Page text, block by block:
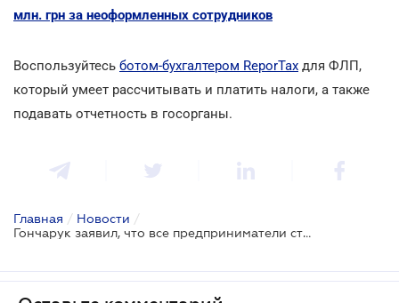
млн. грн за неоформленных сотрудников
Воспользуйтесь ботом-бухгалтером ReporTax для ФЛП,
который умеет рассчитывать и платить налоги, а также
подавать отчетность в госорганы.
Главная / Новости /
Гончарук заявил, что все предприниматели станут упрощенцами